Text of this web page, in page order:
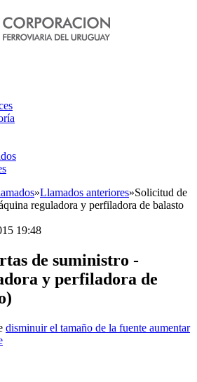
»Llamados anteriores»Solicitud de
reguladora y perfiladora de balasto
19:48
de suministro -
y perfiladora de
disminuir el tamaño de la fuente aumentar